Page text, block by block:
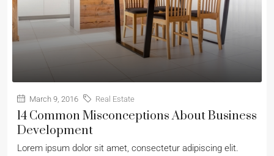
March 9, 2016 Real Estate
14 Common Misconceptions About Business
Development
Lorem ipsum dolor sit amet, consectetur adipiscing elit.